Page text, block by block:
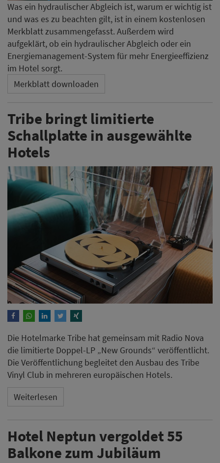
Was ein hydraulischer Abgleich ist, warum er wichtig ist
und was es zu beachten gilt, ist in einem kostenlosen
Merkblatt zusammengefasst. Außerdem wird
aufgeklärt, ob ein hydraulischer Abgleich oder ein
Energiemanagement-System für mehr Energieeffizienz
im Hotel sorgt.
Merkblatt downloaden
Tribe bringt limitierte
Schallplatte in ausgewählte
Hotels
Die Hotelmarke Tribe hat gemeinsam mit Radio Nova
die limitierte Doppel-LP „New Grounds“ veröffentlicht.
Die Veröffentlichung begleitet den Ausbau des Tribe
Vinyl Club in mehreren europäischen Hotels.
Weiterlesen
Hotel Neptun vergoldet 55
Balkone zum Jubiläum